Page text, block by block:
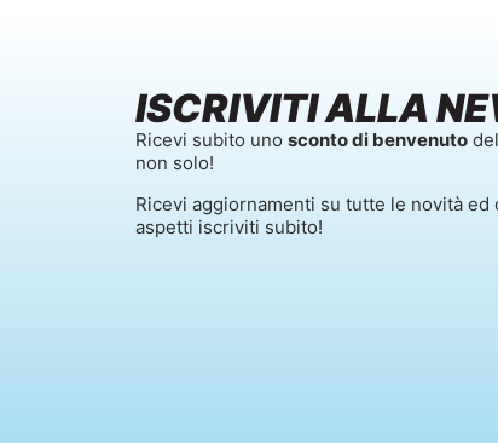
ISCRIVITI ALLA
Ricevi subito uno sconto di benvenuto
non solo!
Ricevi aggiornamenti su tutte le novità
aspetti iscriviti subito!